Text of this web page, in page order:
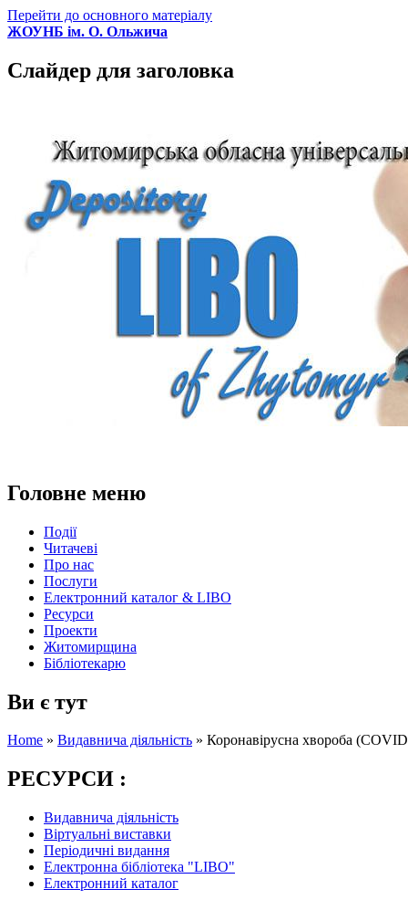
Перейти до основного матеріалу
ЖОУНБ ім. О. Ольжича
Слайдер для заголовка
Головне меню
Події
Читачеві
Про нас
Послуги
Електронний каталог & LIBO
Ресурси
Проекти
Житомирщина
Бібліотекарю
Ви є тут
Home » Видавнича діяльність » Коронавірусна хвороба
РЕСУРСИ :
Видавнича діяльність
Віртуальні виставки
Періодичні видання
Електронна бібліотека "LIBO"
Електронний каталог